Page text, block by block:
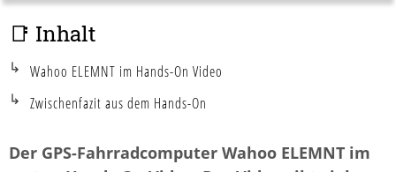
Der GPS-Fahrradcomputer Wahoo ELEMNT im
📑 Inhalt
Wahoo ELEMNT im Hands-On Video
Zwischenfazit aus dem Hands-On